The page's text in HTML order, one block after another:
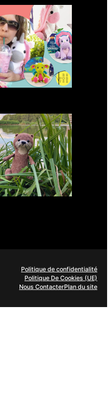
Brodie créatrice
d’amigurumi : Loutre
Politique de confidentialité
Politique De Cookies (UE)
Nous ContacterPlan du site